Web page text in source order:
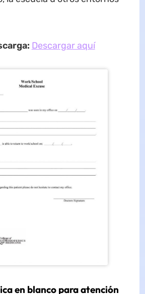
Descargar aquí
en blanco para atención